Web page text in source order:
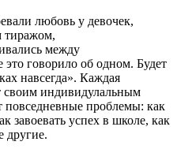
любовь у девочек,
тиражом,
между
говорило об одном. Будет
навсегда». Каждая
своим индивидулальным
повседневные проблемы: как
завоевать успех в школе, как
другие.